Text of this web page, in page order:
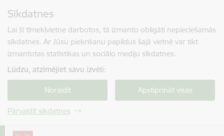
Sīkdatnes
Lai šī tīmekļvietne darbotos, tā izmanto obligāti nepieciešamās
sīkdatnes. Ar Jūsu piekrišanu papildus šajā vietnē var tikt
izmantotas statistikas un sociālo mediju sīkdatnes.
Lūdzu, atzīmējiet savu izvēli:
Noraidīt Apstiprināt visas
Pārvaldīt sīkdatnes